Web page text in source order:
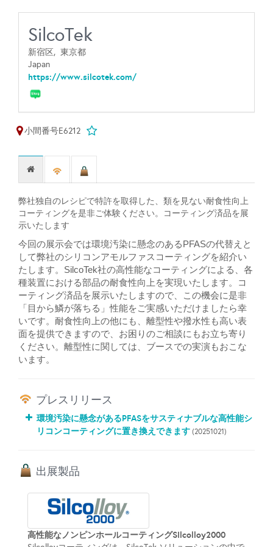
SilcoTek
新宿区, 東京都
Japan
https://www.silcotek.com/
小間番号E6212
弊社独自のレシピで特許を取得した、類を見ない耐食性向上
コーティングを是非ご体験ください。コーティング済品を展
示いたします
今回の展示会では環境汚染に懸念のあるPFASの代替えと
して弊社のシリコンアモルファスコーティングを紹介い
たします。 SilcoTek社の高性能なコーティングによる、各
種装置における部品の耐食性向上を実現いたします。コ
ーティング済品を展示いたしますので、この機会に是非
「目から鱗が落ちる」性能をご実感いただけましたら幸
いです。耐食性向上の他にも、離型性や撥水性も高い表
面を提供できますので、お困りのご相談にもお立ち寄り
ください。離型性に関しては、ブースでの実演もおこな
います。
プレスリリース
環境汚染に懸念があるPFASをサスティナブルな高性能シ
リコンコーティングに置き換えできます (20251021)
出展製品
高性能なノンピンホールコーティングSIlcolloy2000